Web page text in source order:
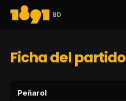
BD
Ficha del partido
Peñarol